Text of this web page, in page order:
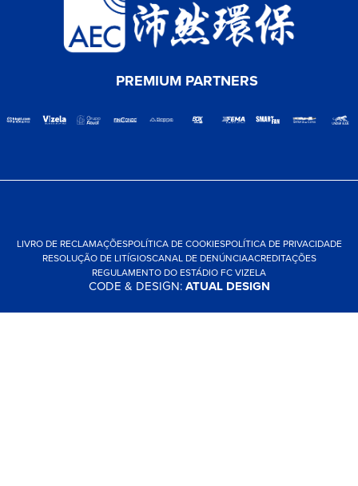
PREMIUM PARTNERS
LIVRO DE RECLAMAÇÕESPOLÍTICA DE COOKIESPOLÍTICA DE PRIVACIDADE
RESOLUÇÃO DE LITÍGIOSCANAL DE DENÚNCIAACREDITAÇÕES
REGULAMENTO DO ESTÁDIO FC VIZELA
CODE & DESIGN:ATUAL DESIGN